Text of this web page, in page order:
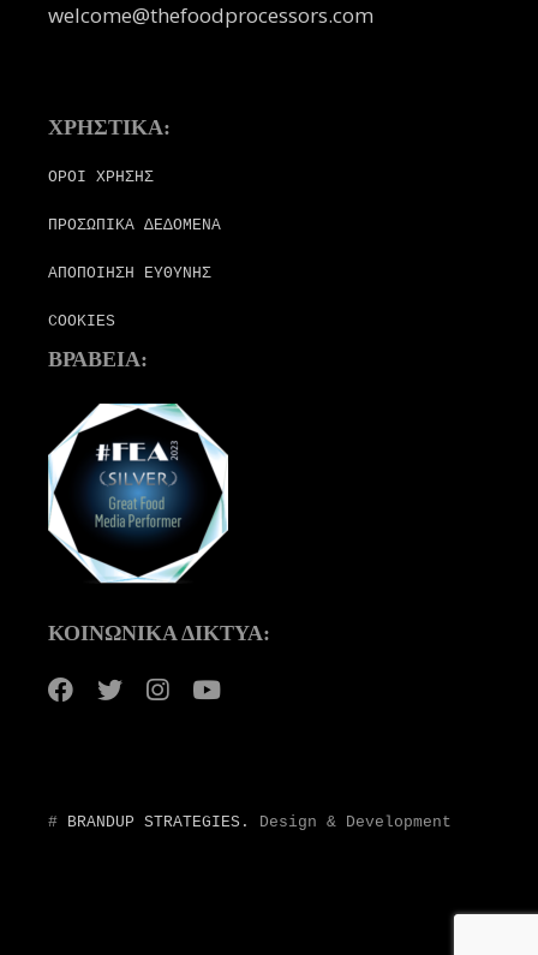
welcome@thefoodprocessors.com
ΧΡΗΣΤΙΚΑ:
ΟΡΟΙ ΧΡΗΣΗΣ
ΠΡΟΣΩΠΙΚΑ ΔΕΔΟΜΕΝΑ
ΑΠΟΠΟΙΗΣΗ ΕΥΘΥΝΗΣ
COOKIES
ΒΡΑΒΕΙΑ:
ΚΟΙΝΩΝΙΚΑ ΔΙΚΤΥΑ:
# BRANDUP STRATEGIES. Design & Development